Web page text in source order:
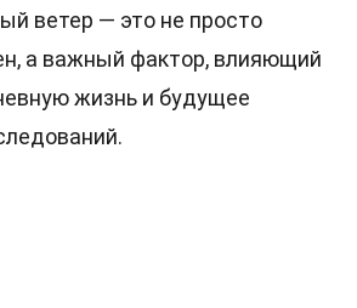
ветер — это не просто
а важный фактор, влияющий
жизнь и будущее